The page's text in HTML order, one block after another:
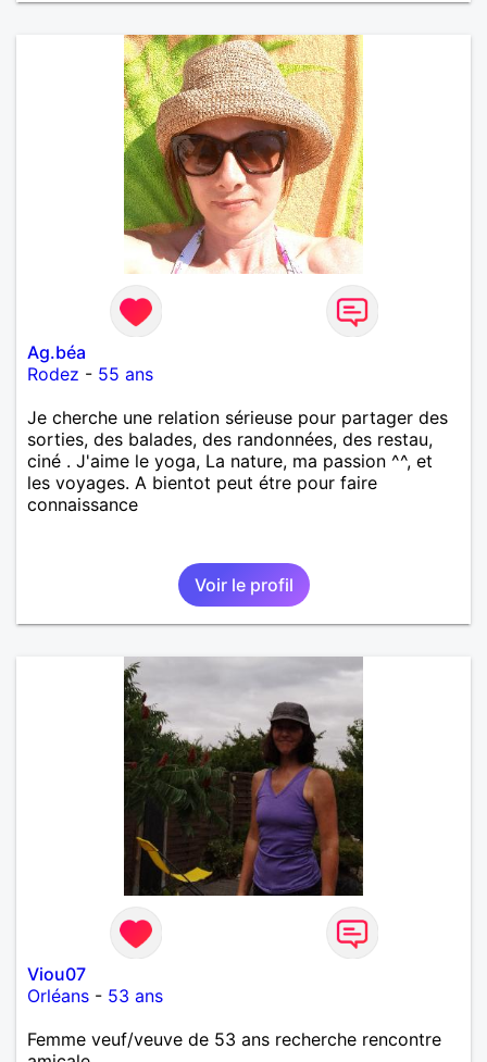
Ag.béa
Rodez - 55 ans
Je cherche une relation sérieuse pour partager des
sorties, des balades, des randonnées, des restau,
ciné . J'aime le yoga, La nature, ma passion ^^, et
les voyages. A bientot peut étre pour faire
connaissance
Voir le profil
Viou07
Orléans - 53 ans
Femme veuf/veuve de 53 ans recherche rencontre